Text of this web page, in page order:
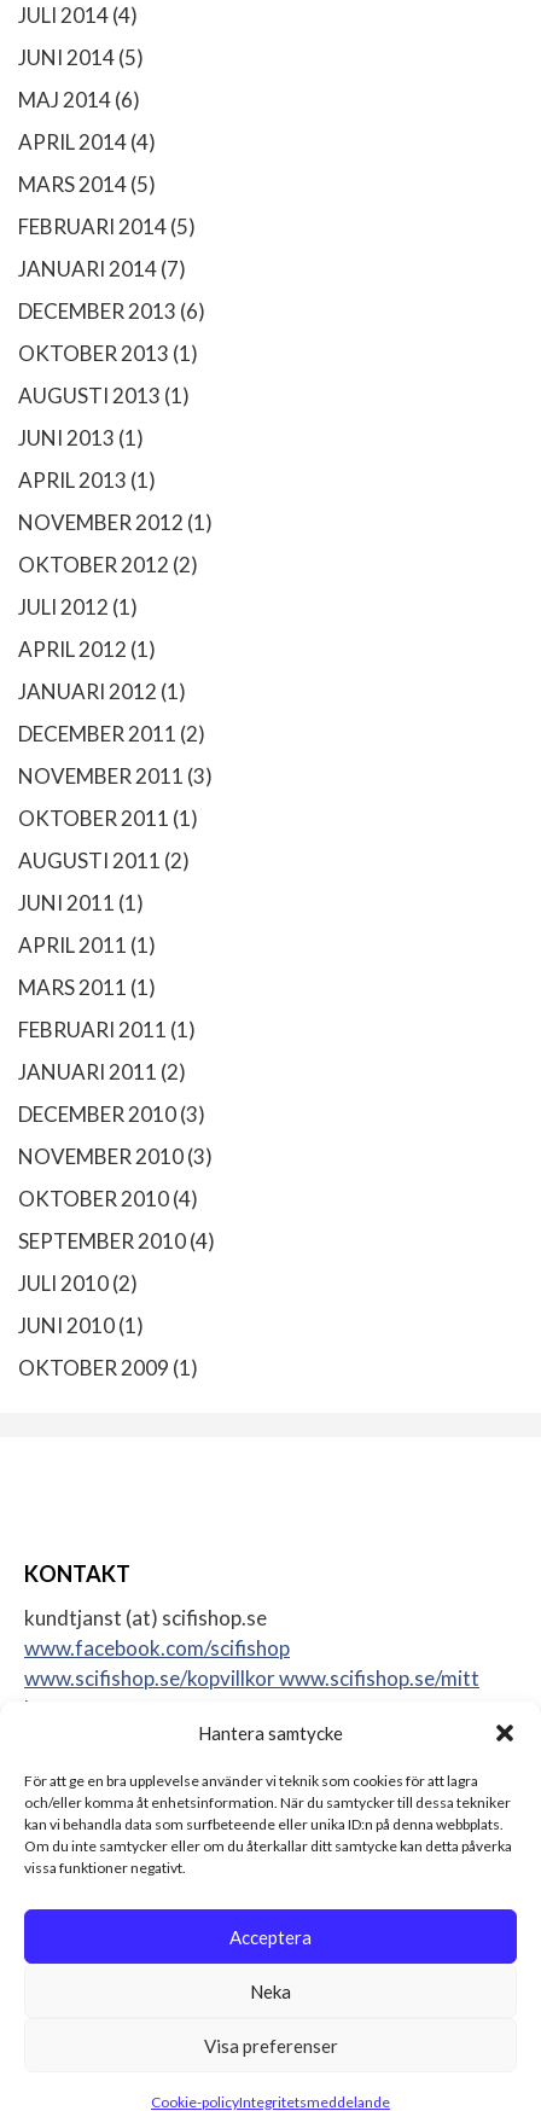
Hantera samtycke
För att ge en bra upplevelse använder vi teknik som cookies för att lagra
och/eller komma åt enhetsinformation. När du samtycker till dessa tekniker
kan vi behandla data som surfbeteende eller unika ID:n på denna webbplats.
Om du inte samtycker eller om du återkallar ditt samtycke kan detta påverka
vissa funktioner negativt.
Acceptera
Neka
Visa preferenser
Cookie-policyIntegritetsmeddelande
JULI 2014(4)
JUNI 2014(5)
MAJ 2014(6)
APRIL 2014(4)
MARS 2014(5)
FEBRUARI 2014(5)
JANUARI 2014(7)
DECEMBER 2013 (6)
OKTOBER 2013 (1)
AUGUSTI 2013 (1)
JUNI 2013 (1)
APRIL 2013 (1)
NOVEMBER 2012 (1)
OKTOBER 2012 (2)
JULI 2012 (1)
APRIL 2012 (1)
JANUARI 2012 (1)
DECEMBER 2011 (2)
NOVEMBER 2011 (3)
OKTOBER 2011 (1)
AUGUSTI 2011 (2)
JUNI 2011 (1)
APRIL 2011 (1)
MARS 2011 (1)
FEBRUARI 2011 (1)
JANUARI 2011 (2)
DECEMBER 2010(3)
NOVEMBER 2010(3)
OKTOBER 2010(4)
SEPTEMBER 2010(4)
JULI 2010(2)
JUNI 2010(1)
OKTOBER 2009 (1)
KONTAKT
kundtjanst (at) scifishop.se
www.facebook.com/scifishop
www.scifishop.se/kopvillkorwww.scifishop.se/mitt
konto
Sweden
leksaker Alla rättigheter reserverade.